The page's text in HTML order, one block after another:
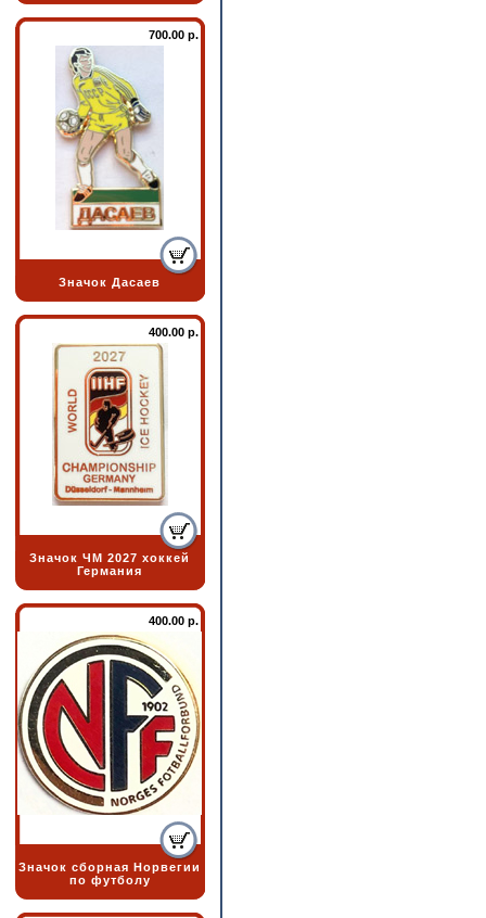
700.00 р.
Значок Дасаев
400.00 р.
Значок ЧМ 2027 хоккей
Германия
400.00 р.
Значок сборная Норвегии
по футболу